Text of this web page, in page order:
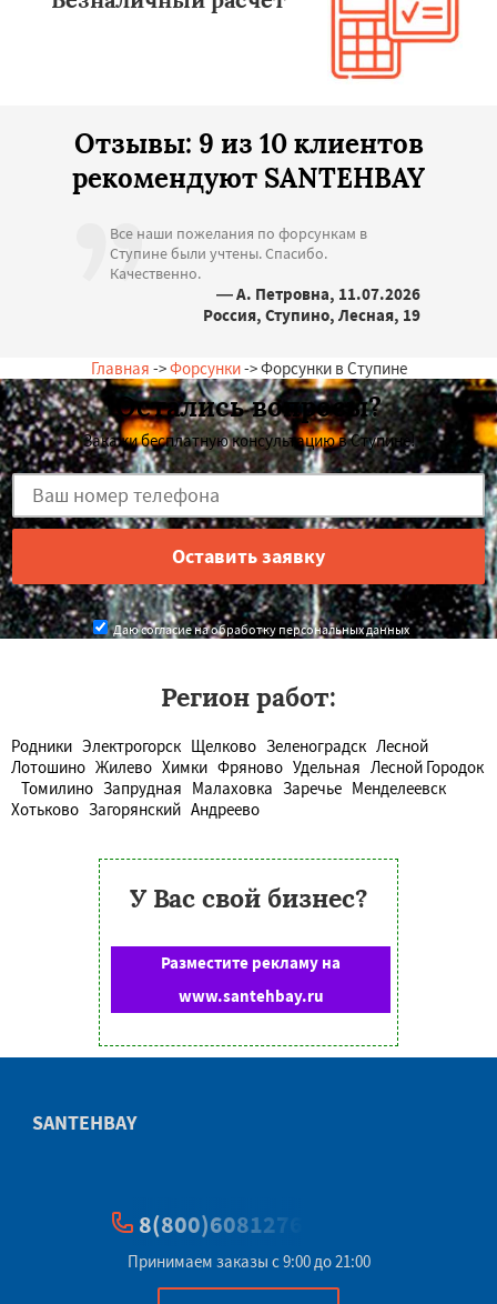
Отзывы: 9 из 10 клиентов
рекомендуют SANTEHBAY
Все наши пожелания по форсункам в
Ступине были учтены. Спасибо.
Качественно.
— А. Петровна, 11.07.2026
Россия, Ступино, Лесная, 19
Главная ->Форсунки-> Форсунки в Ступине
Остались вопросы?
Закажи бесплатную консультацию в Ступине!
Даю согласие на обработку персональных данных
Регион работ:
Родники Электрогорск Щелково Зеленоградск Лесной
Лотошино Жилево Химки Фряново Удельная Лесной Городок
Томилино Запрудная Малаховка Заречье Менделеевск
Хотьково Загорянский Андреево
У Вас свой бизнес?
Разместите рекламу на
www.santehbay.ru
SANTEHBAY
8(800)6081276
Принимаем заказы с 9:00 до 21:00